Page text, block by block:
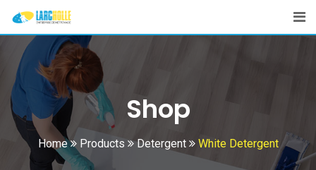
Skip
content
Shop
Home Products Detergent White Detergent